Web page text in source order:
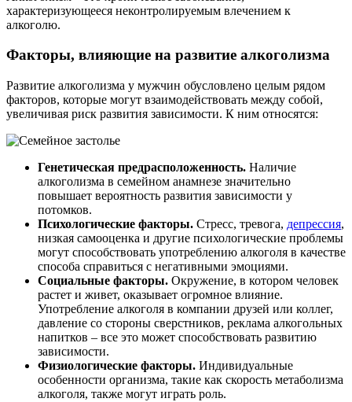
характеризующееся неконтролируемым влечением к
алкоголю.
Факторы, влияющие на развитие алкоголизма
Развитие алкоголизма у мужчин обусловлено целым рядом
факторов, которые могут взаимодействовать между собой,
увеличивая риск развития зависимости. К ним относятся:
Генетическая предрасположенность. Наличие
алкоголизма в семейном анамнезе значительно
повышает вероятность развития зависимости у
потомков.
Психологические факторы. Стресс, тревога, депрессия,
низкая самооценка и другие психологические проблемы
могут способствовать употреблению алкоголя в качестве
способа справиться с негативными эмоциями.
Социальные факторы. Окружение, в котором человек
растет и живет, оказывает огромное влияние.
Употребление алкоголя в компании друзей или коллег,
давление со стороны сверстников, реклама алкогольных
напитков – все это может способствовать развитию
зависимости.
Физиологические факторы. Индивидуальные
особенности организма, такие как скорость метаболизма
алкоголя, также могут играть роль.